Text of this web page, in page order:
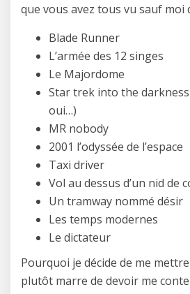
que vous avez tous vu sauf moi
Blade Runner
L’armée des 12 singes
Le Majordome
Star trek into the darkness
oui…)
MR nobody
2001 l’odyssée de l’espace
Taxi driver
Vol au dessus d’un nid de
Un tramway nommé désir
Les temps modernes
Le dictateur
Pourquoi je décide de me mettre
plutôt marre de devoir me